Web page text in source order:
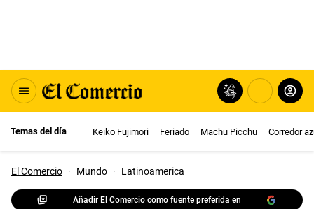
Temas del día Keiko Fujimori Feriado Machu Picchu Corredor
El Comercio · Mundo · Latinoamerica
Añadir El Comercio como fuente preferida en